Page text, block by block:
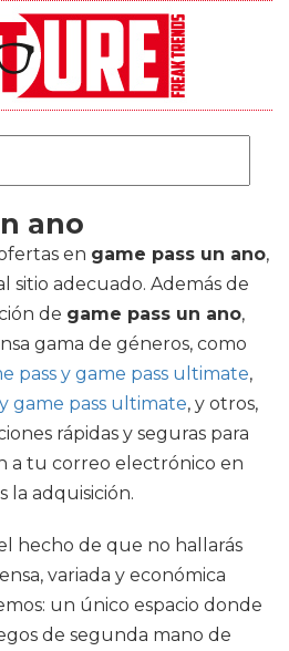
ano
en game pass un ano,
sitio adecuado. Además de
de game pass un ano,
gama de géneros, como
pass y game pass ultimate,
game pass ultimate, y otros,
rápidas y seguras para
a tu correo electrónico en
la adquisición.
hecho de que no hallarás
variada y económica
un único espacio donde
de segunda mano de